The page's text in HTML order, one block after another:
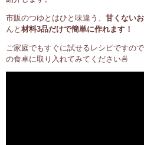
市販のつゆとはひと味違う、 甘くない
んと 材料3品だけで簡単に作れます！
ご家庭でもすぐに試せるレシピですの
の食卓に取り入れてみてください🍜